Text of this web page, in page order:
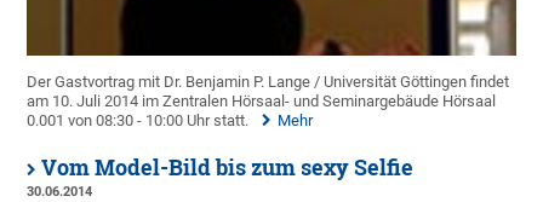
Der Gastvortrag mit Dr. Benjamin P. Lange / Universität Göttingen findet
am 10. Juli 2014 im Zentralen Hörsaal- und Seminargebäude Hörsaal
0.001 von 08:30 - 10:00 Uhr statt.
Mehr
Vom Model-Bild bis zum sexy Selfie
30.06.2014